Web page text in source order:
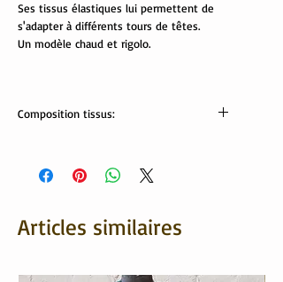
Ses tissus élastiques lui permettent de
s'adapter à différents tours de têtes.
Un modèle chaud et rigolo.
Composition tissus:
minky pilou: 100% polyester
Articles similaires